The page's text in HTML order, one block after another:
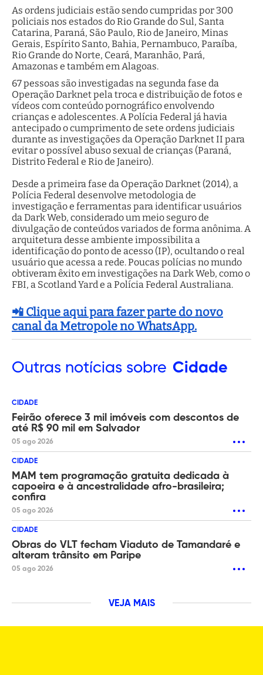
As ordens judiciais estão sendo cumpridas por 300
policiais nos estados do Rio Grande do Sul, Santa
Catarina, Paraná, São Paulo, Rio de Janeiro, Minas
Gerais, Espírito Santo, Bahia, Pernambuco, Paraíba,
Rio Grande do Norte, Ceará, Maranhão, Pará,
Amazonas e também em Alagoas.
67 pessoas são investigadas na segunda fase da
Operação Darknet pela troca e distribuição de fotos e
vídeos com conteúdo pornográfico envolvendo
crianças e adolescentes. A Polícia Federal já havia
antecipado o cumprimento de sete ordens judiciais
durante as investigações da Operação Darknet II para
evitar o possível abuso sexual de crianças (Paraná,
Distrito Federal e Rio de Janeiro).
Desde a primeira fase da Operação Darknet (2014), a
Polícia Federal desenvolve metodologia de
investigação e ferramentas para identificar usuários
da Dark Web, considerado um meio seguro de
divulgação de conteúdos variados de forma anônima. A
arquitetura desse ambiente impossibilita a
identificação do ponto de acesso (IP), ocultando o real
usuário que acessa a rede. Poucas polícias no mundo
obtiveram êxito em investigações na Dark Web, como o
FBI, a Scotland Yard e a Polícia Federal Australiana.
📲 Clique aqui para fazer parte do novo
canal da Metropole no WhatsApp.
Outras notícias sobre Cidade
CIDADE
Feirão oferece 3 mil imóveis com descontos de
até R$ 90 mil em Salvador
05 ago 2026
CIDADE
MAM tem programação gratuita dedicada à
capoeira e à ancestralidade afro-brasileira;
confira
05 ago 2026
CIDADE
Obras do VLT fecham Viaduto de Tamandaré e
alteram trânsito em Paripe
05 ago 2026
VEJA MAIS